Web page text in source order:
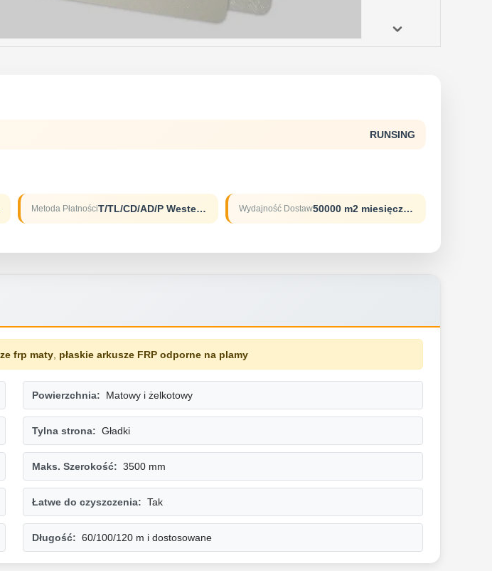
RUNSING
Metoda Płatności T/TL/CD/AD/P Western Union Wydajność Dostaw 50000 m2 miesięcznie
frp maty płaskie arkusze FRP odporne na plamy
Powierzchnia: Matowy i żelkotowy
Tylna strona: Gładki
Maks. Szerokość: 3500 mm
Łatwe do czyszczenia: Tak
Długość: 60/100/120 m i dostosowane